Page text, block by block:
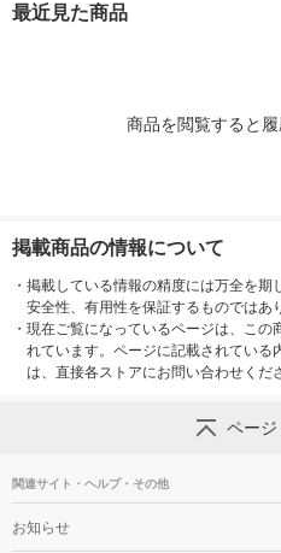
最近見た商品
商品を閲覧すると
掲載商品の情報について
・ 掲載している情報の精度には万全を期
安全性、有用性を保証するものではあ
・ 現在ご覧になっているページは、この
れています。ページに記載されている
は、直接各ストアにお問い合わせくだ
ペー
関連サイト・ヘルプ・その他
お知らせ